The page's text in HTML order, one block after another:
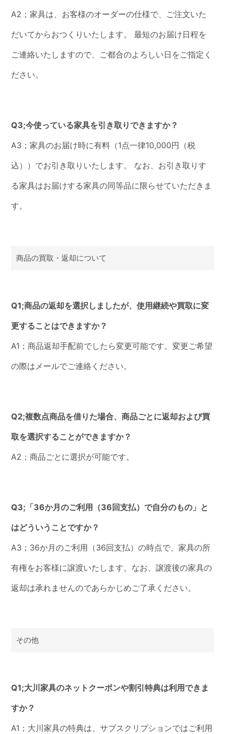
A2；家具は、お客様のオーダーの仕様で、ご注文いた
だいてからおつくりいたします。 最短のお届け日程を
ご連絡いたしますので、ご都合のよろしい日をご指定く
ださい。
Q3;今使っている家具を引き取りできますか？
A3；家具のお届け時に有料（1点一律10,000円（税
込））でお引き取りいたします。 なお、お引き取りす
る家具はお届けする家具の同等品に限らせていただきま
す。
商品の買取・返却について
Q1;商品の返却を選択しましたが、使用継続や買取に変
更することはできますか？
A1；商品返却手配前でしたら変更可能です。変更ご希望
の際はメールでご連絡ください。
Q2;複数点商品を借りた場合、商品ごとに返却および買
取を選択することができますか？
A2；商品ごとに選択が可能です。
Q3;「36か月のご利用（36回支払）で自分のもの」と
はどういうことですか？
A3；36か月のご利用（36回支払）の時点で、家具の所
有権をお客様に譲渡いたします。なお、譲渡後の家具の
返却は承れませんのであらかじめご了承ください。
その他
Q1;大川家具のネットクーポンや割引特典は利用できま
すか？
A1；大川家具の特典は、サブスクリプションではご利用